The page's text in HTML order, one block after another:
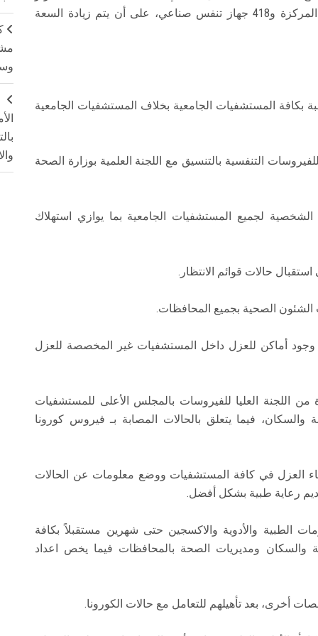
بالأقسام الداخلية بالإضافة إلى 523 سرير للرعاية المركزة و418 جهاز تنفس صناعي، على أن يتم زيادة السعة
بكافة المستشفيات الجامعية بخلاف المستشفيات الجامعية
التنفسية بالتنسيق مع اللجنة العلمية بوزارة الصحة
الشخصية لجميع المستشفيات الجامعية بما يوازي استهلاك
حالات قوائم الانتظار.
الشئون الصحية بجميع المحافظات.
وجود أماكن للعزل داخل المستشفيات غير المخصصة للعزل
من اللجنة العليا للفيروسات بالمجلس الأعلى للمستشفيات
والسكان، فيما يتعلق بالحالات المصابة بـ فيروس كورونا
العزل في كافة المستشفيات ووضع معلومات عن الحالات
رعاية طبية بشكل أفضل.
الطبية والأدوية والاكسجين حتى شهرين مستقبلاً بكافة
والسكان ومديريات الصحة بالمحافظات فيما يخص اعداد
أخرى، بعد تأهيلهم للتعامل مع حالات الكورونا.